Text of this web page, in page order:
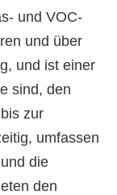
und VOC-
und über
und ist einer
sind, den
zur
umfassen
die
den